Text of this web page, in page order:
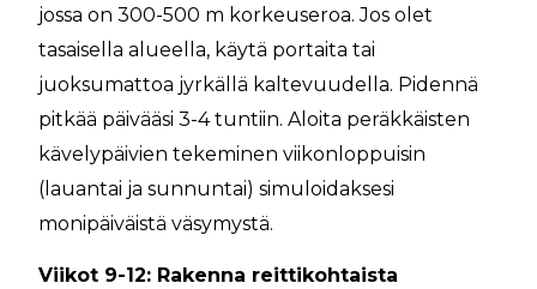
jossa on 300-500 m korkeuseroa. Jos olet
tasaisella alueella, käytä portaita tai
juoksumattoa jyrkällä kaltevuudella. Pidennä
pitkää päivääsi 3-4 tuntiin. Aloita peräkkäisten
kävelypäivien tekeminen viikonloppuisin
(lauantai ja sunnuntai) simuloidaksesi
monipäiväistä väsymystä.
Viikot 9-12: Rakenna reittikohtaista